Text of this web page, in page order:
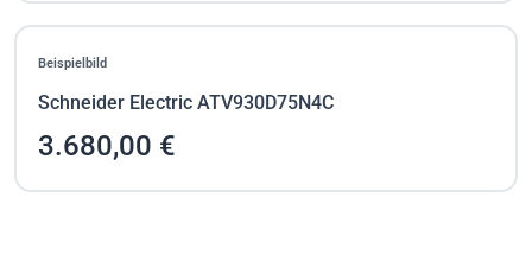
Beispielbild
Schneider Electric ATV930D75N4C
3.680,00 €